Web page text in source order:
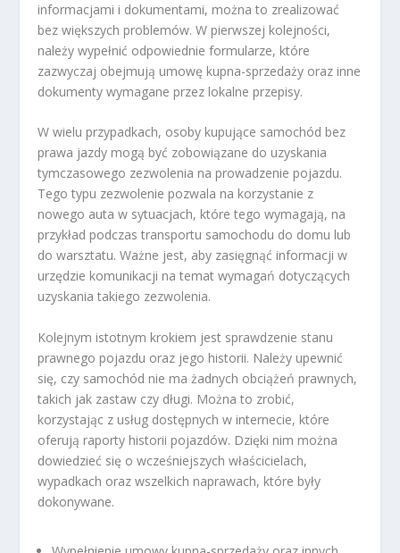
informacjami i dokumentami, można to zrealizować
bez większych problemów. W pierwszej kolejności,
należy wypełnić odpowiednie formularze, które
zazwyczaj obejmują umowę kupna-sprzedaży oraz inne
dokumenty wymagane przez lokalne przepisy.
W wielu przypadkach, osoby kupujące samochód bez
prawa jazdy mogą być zobowiązane do uzyskania
tymczasowego zezwolenia na prowadzenie pojazdu.
Tego typu zezwolenie pozwala na korzystanie z
nowego auta w sytuacjach, które tego wymagają, na
przykład podczas transportu samochodu do domu lub
do warsztatu. Ważne jest, aby zasięgnąć informacji w
urzędzie komunikacji na temat wymagań dotyczących
uzyskania takiego zezwolenia.
Kolejnym istotnym krokiem jest sprawdzenie stanu
prawnego pojazdu oraz jego historii. Należy upewnić
się, czy samochód nie ma żadnych obciążeń prawnych,
takich jak zastaw czy długi. Można to zrobić,
korzystając z usług dostępnych w internecie, które
oferują raporty historii pojazdów. Dzięki nim można
dowiedzieć się o wcześniejszych właścicielach,
wypadkach oraz wszelkich naprawach, które były
dokonywane.